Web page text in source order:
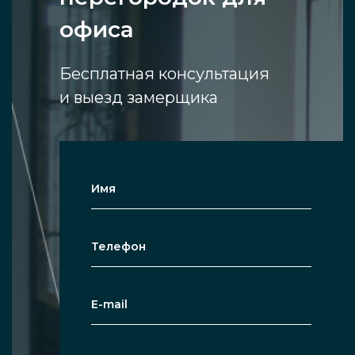
любых лишних работ. Чаще всего
используются в офисных пространствах, но
при желании могут применяться в жилых
домах, аналогичных локациях, где нужно
периодически на ходу менять зонирование
без дополнительных работ.
Связавшись с нашими представителями, вы
можете лично узнать, сколько стоят
функциональные мобильные перегородки
для офиса — и как их изготовить и
приобрести.
офиса
Бесплатная консультация
и выезд замерщика